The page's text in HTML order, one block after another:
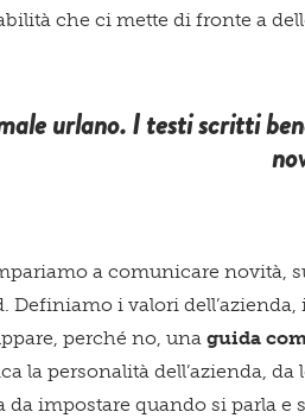
che ci mette di fronte a
urlano. I testi scritti
a comunicare novità,
Definiamo i valori
perché no, una guida
la personalità dell’azienda,
da impostare quando si parla e